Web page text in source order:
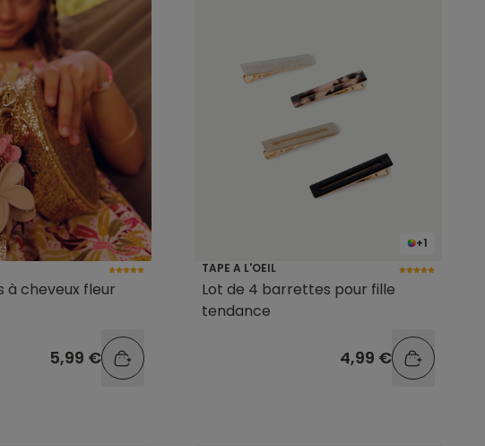
à cheveux fleur
5,99 €
+1
TAPE A L'OEIL
Lot de 4 barrettes pour fille
tendance
4,99 €